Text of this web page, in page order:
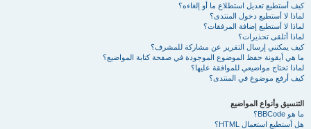
كيف أستطيع تعديل استطلاع ما أو إلغاءه؟
لماذا لا أستطيع دخول المنتدى؟
لماذا لا أستطيع إضافة المرفقات؟
لماذا أتلقى تحذيرات؟
كيف يمكنني إرسال التقرير عن مشاركة للمشرف؟
ما هي أيقونة حفظ الموضوع الموجودة في صفحة كتابة المواضيع؟
لماذا تحتاج مواضيعي للموافقة عليها؟
كيف أرفع موضوع في المنتدى؟
التنسيق وأنواع المواضيع
ما هو BBCode؟
هل أستطيع استعمال HTML؟